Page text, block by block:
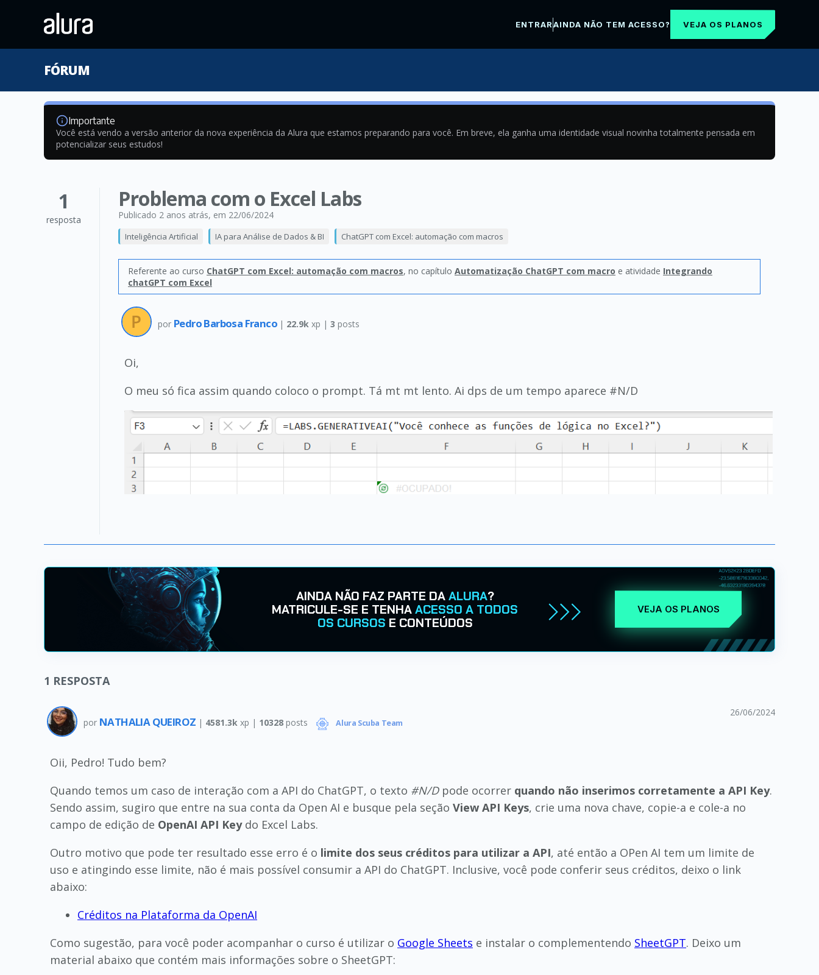
ENTRARAINDA NÃO TEM ACESSO? VEJA OS PLANOS
FÓRUM
Importante
Você está vendo a versão anterior da nova experiência da Alura que estamos preparando para você. Em breve, ela ganha uma identidade visual novinha totalmente pensada em
potencializar seus estudos!
1
resposta
Problema com o Excel Labs
Publicado 2 anos atrás, em 22/06/2024
Inteligência Artificial IA para Análise de Dados & BI ChatGPT com Excel: automação com macros
Referente ao curso ChatGPT com Excel: automação com macros, no capítulo Automatização ChatGPT com macro e atividade Integrando
chatGPT com Excel
por Pedro Barbosa Franco | 22.9k xp |3 posts
Oi,
O meu só fica assim quando coloco o prompt. Tá mt mt lento. Ai dps de um tempo aparece #N/D
AINDA NÃO FAZ PARTE DAALURA?
MATRICULE-SE E TENHAACESSO A TODOS
OS CURSOS E CONTEÚDOS
VEJA OS PLANOS
1 RESPOSTA
por NATHALIA QUEIROZ | 4581.3kxp | 10328posts Alura Scuba Team
26/06/2024
Oii, Pedro! Tudo bem?
Quando temos um caso de interação com a API do ChatGPT, o texto #N/Dpode ocorrer quando não inserimos corretamente a API Key.
Sendo assim, sugiro que entre na sua conta da Open AI e busque pela seção View API Keys, crie uma nova chave, copie-a e cole-a no
campo de edição de OpenAI API Keydo Excel Labs.
Outro motivo que pode ter resultado esse erro é o limite dos seus créditos para utilizar a API, até então a OPen AI tem um limite de
uso e atingindo esse limite, não é mais possível consumir a API do ChatGPT. Inclusive, você pode conferir seus créditos, deixo o link
abaixo:
Créditos na Plataforma da OpenAI
Como sugestão, para você poder acompanhar o curso é utilizar o Google Sheets e instalar o complementendo SheetGPT. Deixo um
material abaixo que contém mais informações sobre o SheetGPT: